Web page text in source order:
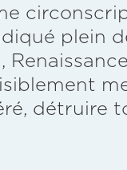
plein
détruire